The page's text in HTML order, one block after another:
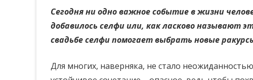
Жизнь
на
Сегодня ни одно важное событие в жизни
добавилось селфи или, как ласково называют
свадьбе селфи помогает выбрать новые
Для многих, наверняка, не стало